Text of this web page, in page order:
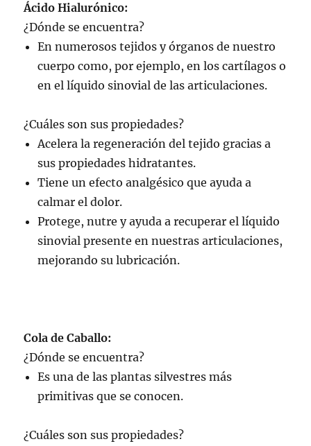
Ácido Hialurónico:
¿Dónde se encuentra?
En numerosos tejidos y órganos de nuestro
cuerpo como, por ejemplo, en los cartílagos o
en el líquido sinovial de las articulaciones.
¿Cuáles son sus propiedades?
Acelera la regeneración del tejido gracias a
sus propiedades hidratantes.
Tiene un efecto analgésico que ayuda a
calmar el dolor.
Protege, nutre y ayuda a recuperar el líquido
sinovial presente en nuestras articulaciones,
mejorando su lubricación.
Cola de Caballo:
¿Dónde se encuentra?
Es una de las plantas silvestres más
primitivas que se conocen.
¿Cuáles son sus propiedades?